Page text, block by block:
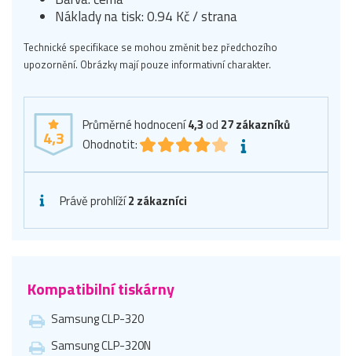
Náklady na tisk: 0.94 Kč / strana
Technické specifikace se mohou změnit bez předchozího
upozornění. Obrázky mají pouze informativní charakter.
4,3
Průměrné hodnocení4,3od 27zákazníků
Ohodnotit:
Právě prohlíží2 zákazníci
Kompatibilní tiskárny
Samsung CLP-320
Samsung CLP-320N